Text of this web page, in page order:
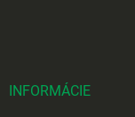
INFORMÁCIE